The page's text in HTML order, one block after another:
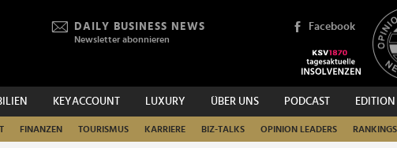
DAILY BUSINESS NEWS
Newsletter abonnieren
Facebook
KEYACCOUNT LUXURY ÜBER UNS PODCAST EDITION
FINANZEN TOURISMUS KARRIERE BIZ-TALKS OPINION LEADERS RANKINGS